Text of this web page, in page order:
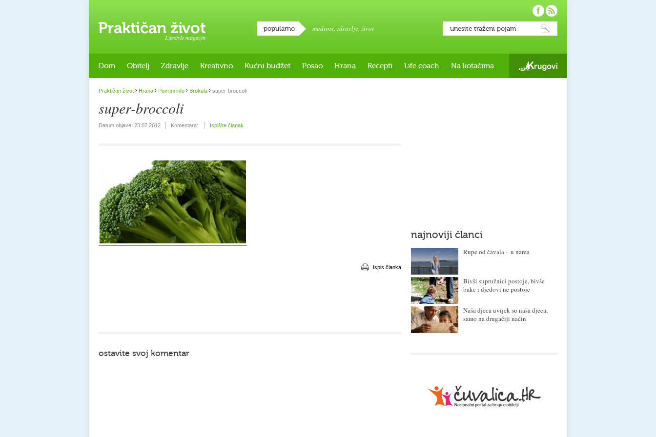
Lifestyle magazin
popularno mudrost, zdravlje, život
Dom Obitelj Zdravlje Kreativno Kućni budžet Posao Hrana Recepti Life coach Na kotačima
Praktičan život › Hrana › Povrtni info › Brokula › super-broccoli
super-broccoli
Datum objave: 23.07.2012 Komentara: Ispišite članak
Ispis članka
ostavite svoj komentar
najnoviji članci
Rupe od čavala – u nama
Bivši supružnici postoje, bivše
bake i djedovi ne postoje
Naša djeca uvijek su naša djeca,
samo na drugačiji način